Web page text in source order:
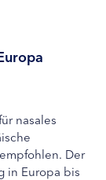
nasales
Der
in Europa bis